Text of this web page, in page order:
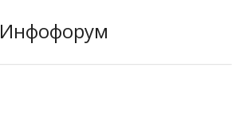
Инфофорум